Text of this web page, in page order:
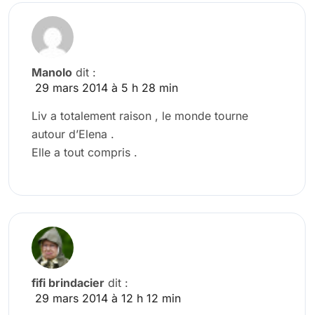
Manolo dit :
29 mars 2014 à 5 h 28 min
Liv a totalement raison , le monde tourne
autour d’Elena .
Elle a tout compris .
fifi brindacier dit :
29 mars 2014 à 12 h 12 min